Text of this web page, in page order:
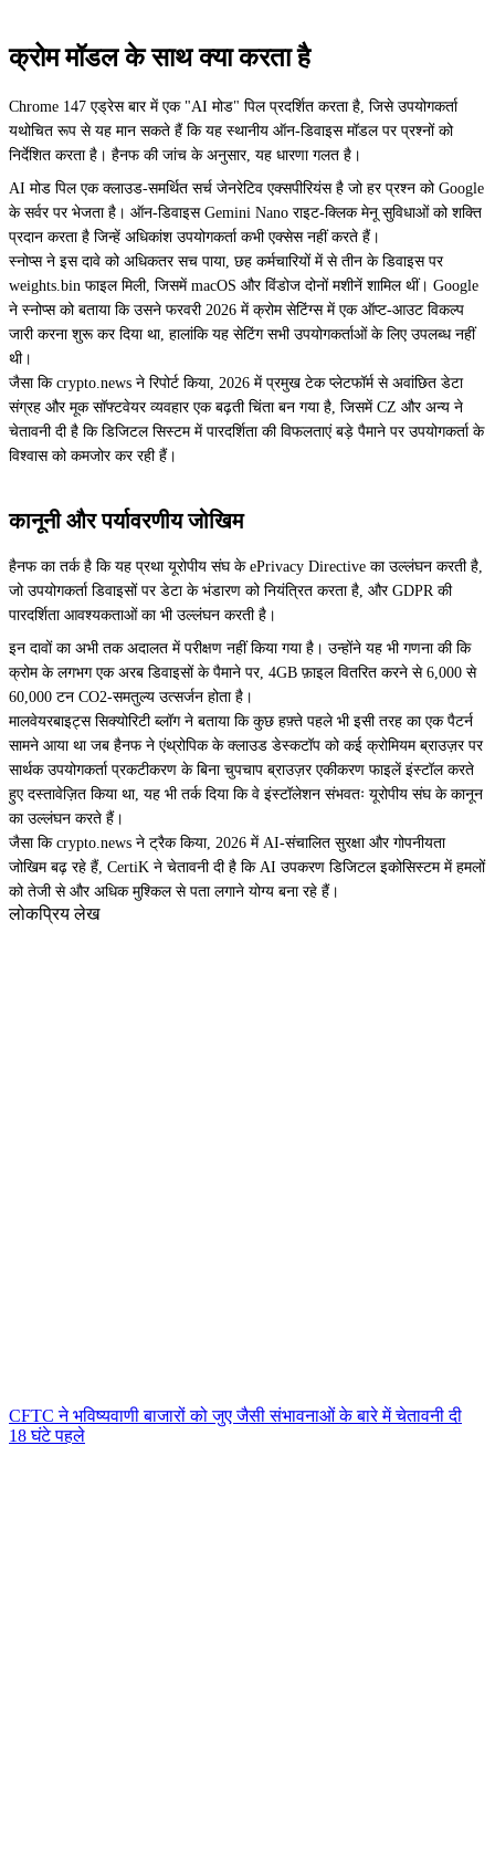
क्रोम मॉडल के साथ क्या करता है
Chrome 147 एड्रेस बार में एक "AI मोड" पिल प्रदर्शित करता है, जिसे उपयोगकर्ता
यथोचित रूप से यह मान सकते हैं कि यह स्थानीय ऑन-डिवाइस मॉडल पर प्रश्नों को
निर्देशित करता है। हैनफ की जांच के अनुसार, यह धारणा गलत है।
AI मोड पिल एक क्लाउड-समर्थित सर्च जेनरेटिव एक्सपीरियंस है जो हर प्रश्न को Google
के सर्वर पर भेजता है। ऑन-डिवाइस Gemini Nano राइट-क्लिक मेनू सुविधाओं को शक्ति
प्रदान करता है जिन्हें अधिकांश उपयोगकर्ता कभी एक्सेस नहीं करते हैं।
स्नोप्स ने इस दावे को अधिकतर सच पाया, छह कर्मचारियों में से तीन के डिवाइस पर
weights.bin फाइल मिली, जिसमें macOS और विंडोज दोनों मशीनें शामिल थीं। Google
ने स्नोप्स को बताया कि उसने फरवरी 2026 में क्रोम सेटिंग्स में एक ऑप्ट-आउट विकल्प
जारी करना शुरू कर दिया था, हालांकि यह सेटिंग सभी उपयोगकर्ताओं के लिए उपलब्ध नहीं
थी।
जैसा कि crypto.news ने रिपोर्ट किया, 2026 में प्रमुख टेक प्लेटफॉर्म से अवांछित डेटा
संग्रह और मूक सॉफ्टवेयर व्यवहार एक बढ़ती चिंता बन गया है, जिसमें CZ और अन्य ने
चेतावनी दी है कि डिजिटल सिस्टम में पारदर्शिता की विफलताएं बड़े पैमाने पर उपयोगकर्ता के
विश्वास को कमजोर कर रही हैं।
कानूनी और पर्यावरणीय जोखिम
हैनफ का तर्क है कि यह प्रथा यूरोपीय संघ के ePrivacy Directive का उल्लंघन करती है,
जो उपयोगकर्ता डिवाइसों पर डेटा के भंडारण को नियंत्रित करता है, और GDPR की
पारदर्शिता आवश्यकताओं का भी उल्लंघन करती है।
इन दावों का अभी तक अदालत में परीक्षण नहीं किया गया है। उन्होंने यह भी गणना की कि
क्रोम के लगभग एक अरब डिवाइसों के पैमाने पर, 4GB फ़ाइल वितरित करने से 6,000 से
60,000 टन CO2-समतुल्य उत्सर्जन होता है।
मालवेयरबाइट्स सिक्योरिटी ब्लॉग ने बताया कि कुछ हफ़्ते पहले भी इसी तरह का एक पैटर्न
सामने आया था जब हैनफ ने एंथ्रोपिक के क्लाउड डेस्कटॉप को कई क्रोमियम ब्राउज़र पर
सार्थक उपयोगकर्ता प्रकटीकरण के बिना चुपचाप ब्राउज़र एकीकरण फाइलें इंस्टॉल करते
हुए दस्तावेज़ित किया था, यह भी तर्क दिया कि वे इंस्टॉलेशन संभवतः यूरोपीय संघ के कानून
का उल्लंघन करते हैं।
जैसा कि crypto.news ने ट्रैक किया, 2026 में AI-संचालित सुरक्षा और गोपनीयता
जोखिम बढ़ रहे हैं, CertiK ने चेतावनी दी है कि AI उपकरण डिजिटल इकोसिस्टम में हमलों
को तेजी से और अधिक मुश्किल से पता लगाने योग्य बना रहे हैं।
लोकप्रिय लेख
CFTC ने भविष्यवाणी बाजारों को जुए जैसी संभावनाओं के बारे में चेतावनी दी
18 घंटे पहले